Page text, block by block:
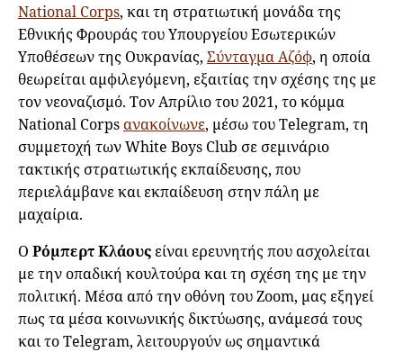
National Corps, και τη στρατιωτική μονάδα της
Εθνικής Φρουράς του Υπουργείου Εσωτερικών
Υποθέσεων της Ουκρανίας, Σύνταγμα Αζόφ, η οποία
θεωρείται αμφιλεγόμενη, εξαιτίας την σχέσης της με
τον νεοναζισμό. Τον Απρίλιο του 2021, το κόμμα
National Corpsανακοίνωνε, μέσω του Telegram, τη
συμμετοχή των White Boys Club σε σεμινάριο
τακτικής στρατιωτικής εκπαίδευσης, που
περιελάμβανε και εκπαίδευση στην πάλη με
μαχαίρια.
Ο Ρόμπερτ Κλάους είναι ερευνητής που ασχολείται
με την οπαδική κουλτούρα και τη σχέση της με την
πολιτική. Μέσα από την οθόνη του Zoom, μας εξηγεί
πως τα μέσα κοινωνικής δικτύωσης, ανάμεσά τους
και το Telegram, λειτουργούν ως σημαντικά